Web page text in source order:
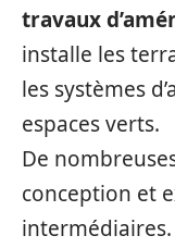
travaux
installe les
les systèmes
espaces verts.
De
conception et
intermédiaires.